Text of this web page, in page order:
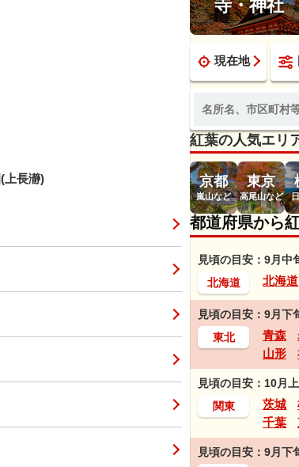
上長瀞)
寺・神社
現在地
紅葉の人気エリ
京都
嵐山など
東京
高尾山など
都道府県から
見頃の目安：9月中
北海道
北海道
見頃の目安：9月下
東北
青森
山形
見頃の目安：10月
関東
茨城
千葉
見頃の目安：9月下